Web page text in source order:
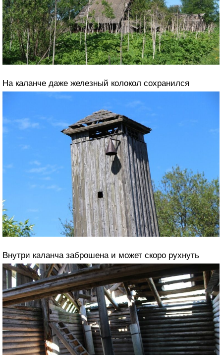
На каланче даже железный колокол сохранился
Внутри каланча заброшена и может скоро рухнуть